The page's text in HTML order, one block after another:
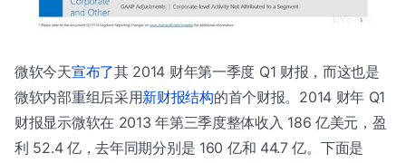
微软今天宣布了其 2014 财年第一季度 Q1 财报，而这也是
微软内部重组后采用新财报结构的首个财报。2014 财年 Q1
财报显示微软在 2013 年第三季度整体收入 186 亿美元，盈
利 52.4 亿，去年同期分别是 160 亿和 44.7 亿。下面是